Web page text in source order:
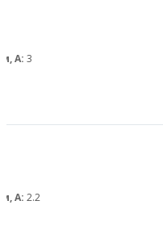
А: 3
А: 2.2